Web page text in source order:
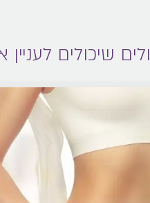
שיכולים לעניין